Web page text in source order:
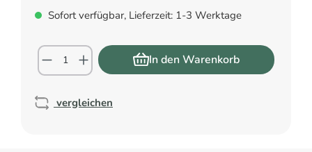
Sofort verfügbar, Lieferzeit: 1-3 Werktage
In den Warenkorb
vergleichen